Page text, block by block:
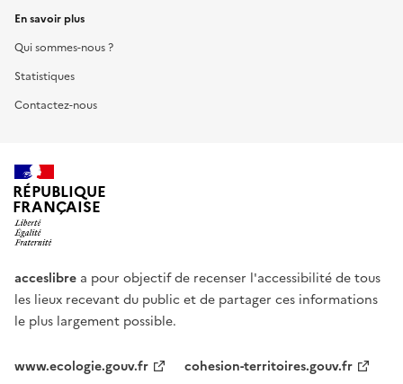
En savoir plus
Qui sommes-nous ?
Statistiques
Contactez-nous
RÉPUBLIQUE
FRANÇAISE
acceslibre a pour objectif de recenser l'accessibilité de tous
les lieux recevant du public et de partager ces informations
le plus largement possible.
www.ecologie.gouv.fr
cohesion-territoires.gouv.fr